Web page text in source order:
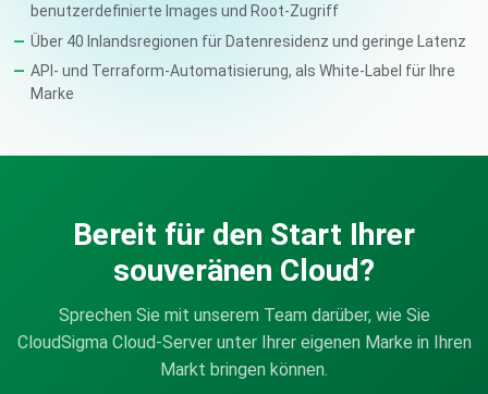
benutzerdefinierte Images und Root-Zugriff
Über 40 Inlandsregionen für Datenresidenz und geringe Latenz
API- und Terraform-Automatisierung, als White-Label für Ihre
Marke
Bereit für den Start Ihrer
souveränen Cloud?
Sprechen Sie mit unserem Team darüber, wie Sie
CloudSigma Cloud-Server unter Ihrer eigenen Marke in Ihren
Markt bringen können.